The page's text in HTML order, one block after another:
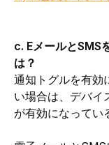
c. EメールとSMS
は？
通知トグルを有効
い場合は、デバイ
が有効になってい